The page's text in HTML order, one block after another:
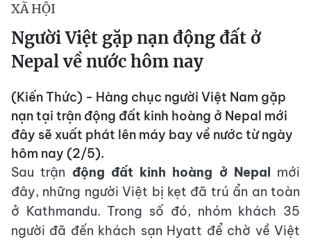
XÃ HỘI
Người Việt gặp nạn động đất ở
Nepal về nước hôm nay
(Kiến Thức) - Hàng chục người Việt Nam gặp
nạn tại trận động đất kinh hoàng ở Nepal mới
đây sẽ xuất phát lên máy bay về nước từ ngày
hôm nay (2/5).
Sau trận động đất kinh hoàng ở Nepal mới
đây, những người Việt bị kẹt đã trú ẩn an toàn
ở Kathmandu. Trong số đó, nhóm khách 35
người đã đến khách sạn Hyatt để chờ về Việt